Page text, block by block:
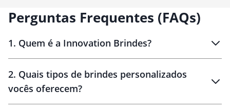
Perguntas Frequentes (FAQs)
1. Quem é a Innovation Brindes?
Brindes personalizados
2. Quais tipos de brindes personalizados
vocês oferecem?